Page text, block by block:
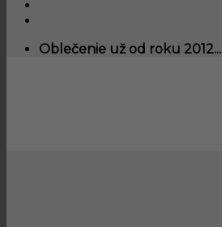
Oblečenie už od roku 2012...